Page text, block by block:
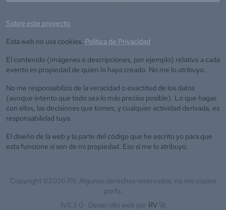
Sobre este proyecto
Esta web no usa cookies. Política de Privacidad
El contenido (imágenes o descripciones, por ejemplo) relativo a cada
evento es propiedad de quien lo haya creado. No me lo atribuyo.
No me responsabilizo de la veracidad o exactitud de los datos
(aunque intento que todo sea lo más preciso posible). Lo que hagas
con ellos, las decisiones que tomes, y cualquier actividad derivada, es
responsabilidad tuya.
El diseño de la web y la parte del código que he escrito yo para que
esta funcione sí son de mi propiedad. Eso sí me lo atribuyo.
Copyright ©2026 RV. Algunos derechos reservados, no me copies
porfa.
fv11.3.0 · Desarrollo web por RV 🚀